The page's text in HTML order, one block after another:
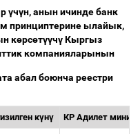
үчүн, анын ичинде банк
принциптерине ылайык,
көрсөтүүчүКыргыз
компанияларынын
абал боюнча реестри
күнү КР Адилет